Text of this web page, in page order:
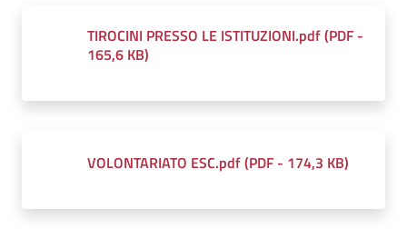
TIROCINI PRESSO LE ISTITUZIONI.pdf(PDF -
165,6 KB)
VOLONTARIATO ESC.pdf(PDF - 174,3 KB)